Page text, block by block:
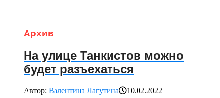
Архив
На улице Танкистов можно
будет разъехаться
Автор: Валентина Лагутина
10.02.2022